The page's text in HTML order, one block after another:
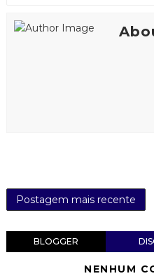
Postagem mais recente
BLOGGER
NENHUM